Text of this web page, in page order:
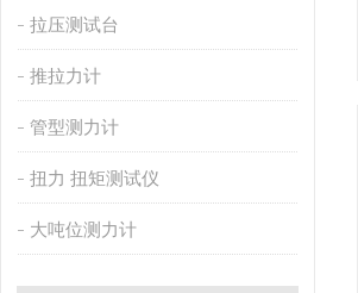
拉压测试台
推拉力计
管型测力计
扭力 扭矩测试仪
大吨位测力计